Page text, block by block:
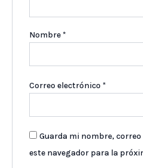
Nombre *
Correo electrónico *
Guarda mi nombre,
este navegador para la